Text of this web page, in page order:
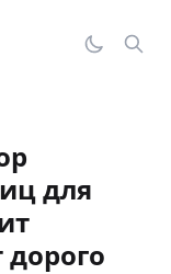
для